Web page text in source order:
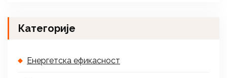
Категорије
Енергетска ефикасност